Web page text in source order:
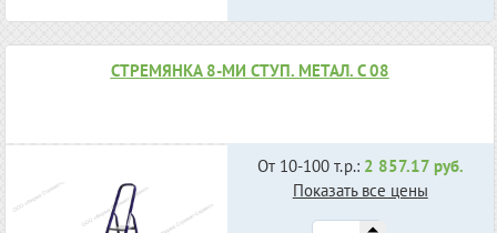
СТРЕМЯНКА 8-МИ СТУП. МЕТАЛ. С 08
От 10-100 т.р.: 2 857.17 руб.
Показать все цены